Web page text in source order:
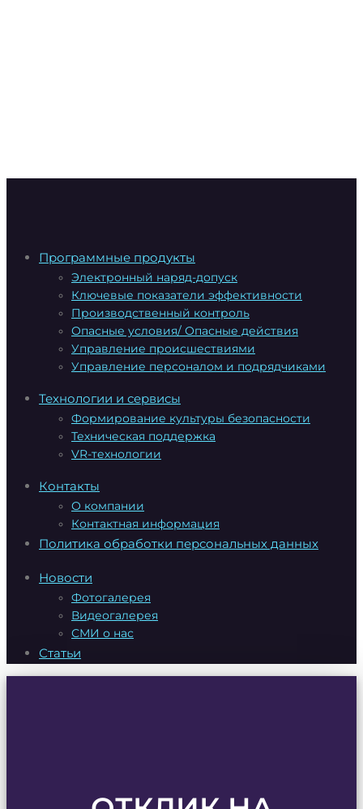
Программные продукты
Электронный наряд-допуск
Ключевые показатели эффективности
Производственный контроль
Опасные условия/ Опасные действия
Управление происшествиями
Управление персоналом и подрядчиками
Технологии и сервисы
Формирование культуры безопасности
Техническая поддержка
VR-технологии
Контакты
О компании
Контактная информация
Политика обработки персональных данных
Новости
Фотогалерея
Видеогалерея
СМИ о нас
Статьи